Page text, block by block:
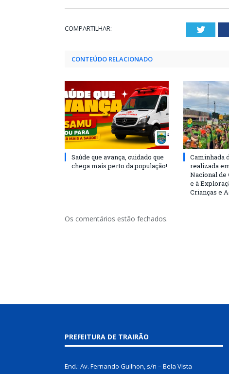
COMPARTILHAR:
CONTEÚDO RELACIONADO
Saúde que avança, cuidado que
chega mais perto da população!
Caminhada
realizada
Nacional de
e à
Crianças e
Os comentários estão fechados.
PREFEITURA DE TRAIRÃO
End.: Av. Fernando Guilhon, s/n – Bela Vista